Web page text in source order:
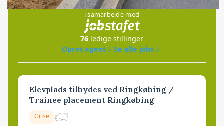
i samarbejde med
76 ledige stillinger
Opret agent
Se alle jobs
Elevplads tilbydes ved Ringkøbing /
Trainee placement Ringkøbing
Grise